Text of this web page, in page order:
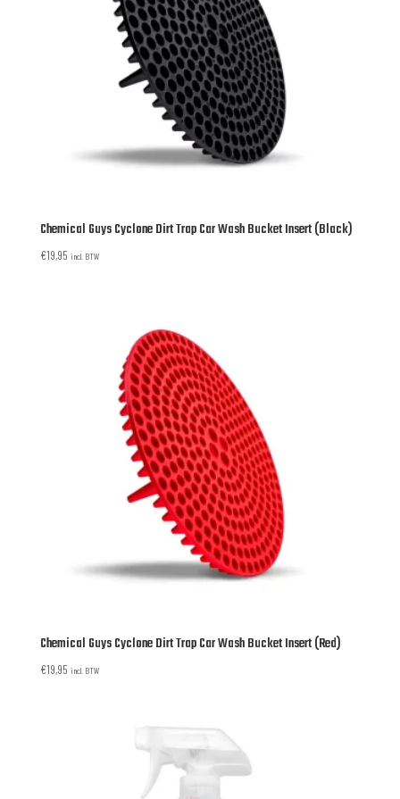
Chemical Guys Cyclone Dirt Trap Car Wash Bucket Insert (Black)
€19,95 incl. BTW
Chemical Guys Cyclone Dirt Trap Car Wash Bucket Insert (Red)
€19,95 incl. BTW